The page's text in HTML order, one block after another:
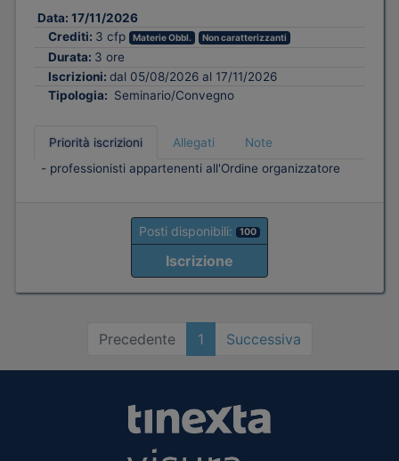
Data: 17/11/2026
Crediti: 3 cfp Materie Obbl. Non caratterizzanti
Durata: 3 ore
Iscrizioni: dal 05/08/2026 al 17/11/2026
Tipologia: Seminario/Convegno
Priorità iscrizioni Allegati
Note
- professionisti appartenenti all'Ordine organizzatore
Posti disponibili: 100
Iscrizione
Precedente 1 Successiva